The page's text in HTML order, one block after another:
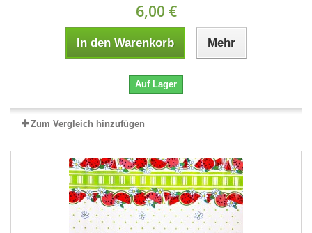
6,00 €
In den Warenkorb Mehr
Auf Lager
Zum Vergleich hinzufügen